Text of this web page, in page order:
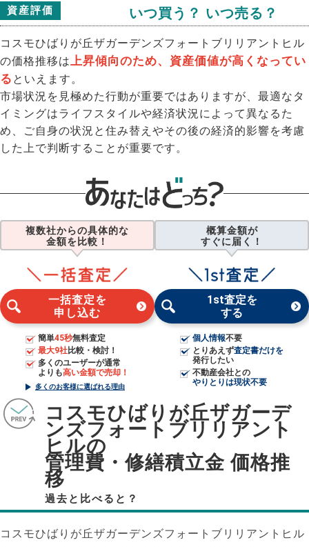
資産評価 いつ買う？ いつ売る？
コスモひばりが丘ザガーデンズフォートブリリアントヒル
の価格推移は上昇傾向のため、資産価値が高くなってい
る といえます。
市場状況を見極めた行動が重要ではありますが、最適なタ
イミングはライフスタイルや経済状況によって異なるた
め、ご自身の状況と住み替えやその後の経済的影響を考慮
した上で判断することが重要です。
複数社からの具体的な
金額を比較！
一括査定を
申し込む
簡単45秒無料査定
最大9社比較・検討！
多くのユーザーが通常
よりも高い金額で売却！
多くのお客様に選ばれる理由
概算金額が
すぐに届く！
1st査定を
する
個人情報不要
とりあえず査定書だけを
発行したい
不動産会社との
やりとりは現状不要
コスモひばりが丘ザガーデ
ンズフォートブリリアント
ヒルの
管理費・修繕積立金 価格推
移
過去と比べると？
コスモひばりが丘ザガーデンズフォートブリリアントヒル